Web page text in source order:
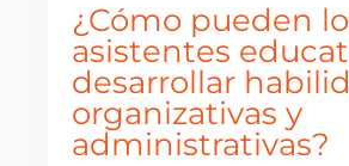
¿Cómo pueden
asistentes
desarrollar
organizativas y
administrativas?